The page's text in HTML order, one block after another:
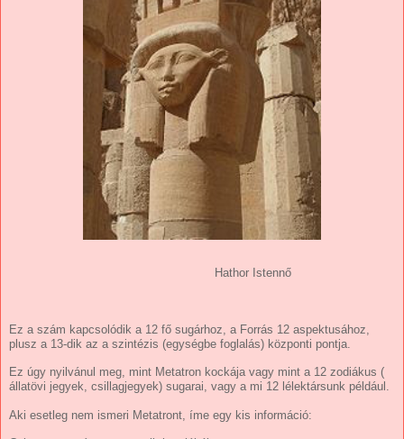
Hathor Istennő
Ez a szám kapcsolódik a 12 fő sugárhoz, a Forrás 12 aspektusához,
plusz a 13-dik az a szintézis (egységbe foglalás) központi pontja.
Ez úgy nyilvánul meg, mint Metatron kockája vagy mint a 12 zodiákus (
állatövi jegyek, csillagjegyek) sugarai, vagy a mi 12 lélektársunk például.
Aki esetleg nem ismeri Metatront, íme egy kis információ: